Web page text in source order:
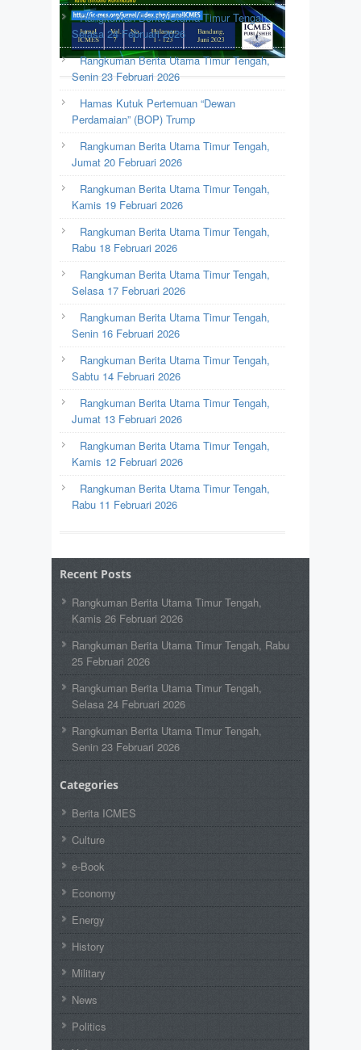
Rangkuman Berita Utama Timur Tengah,
Selasa 24 Februari 2026
Rangkuman Berita Utama Timur Tengah,
Senin 23 Februari 2026
Hamas Kutuk Pertemuan “Dewan
Perdamaian” (BOP) Trump
Rangkuman Berita Utama Timur Tengah,
Jumat 20 Februari 2026
Rangkuman Berita Utama Timur Tengah,
Kamis 19 Februari 2026
Rangkuman Berita Utama Timur Tengah,
Rabu 18 Februari 2026
Rangkuman Berita Utama Timur Tengah,
Selasa 17 Februari 2026
Rangkuman Berita Utama Timur Tengah,
Senin 16 Februari 2026
Rangkuman Berita Utama Timur Tengah,
Sabtu 14 Februari 2026
Rangkuman Berita Utama Timur Tengah,
Jumat 13 Februari 2026
Rangkuman Berita Utama Timur Tengah,
Kamis 12 Februari 2026
Rangkuman Berita Utama Timur Tengah,
Rabu 11 Februari 2026
Recent Posts
Rangkuman Berita Utama Timur Tengah,
Kamis 26 Februari 2026
Rangkuman Berita Utama Timur Tengah, Rabu
25 Februari 2026
Rangkuman Berita Utama Timur Tengah,
Selasa 24 Februari 2026
Rangkuman Berita Utama Timur Tengah,
Senin 23 Februari 2026
Categories
Berita ICMES
Culture
e-Book
Economy
Energy
History
Military
News
Politics